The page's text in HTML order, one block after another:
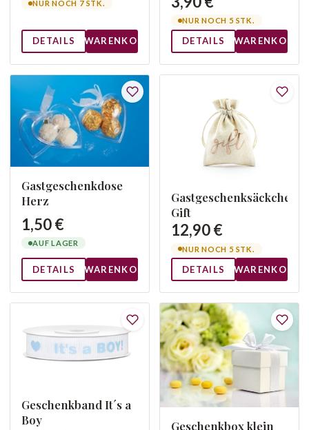
NUR NOCH 7 STK.
DETAILS WARENKORB
NUR NOCH 5 STK.
DETAILS WARENKORB
Gastgeschenkdose
Herz
1,50 €
AUF LAGER
DETAILS WARENKORB
Gastgeschenksäckchen
Gift
12,90 €
NUR NOCH 5 STK.
DETAILS WARENKORB
Geschenkband It´s a
Boy
Geschenkbox klein